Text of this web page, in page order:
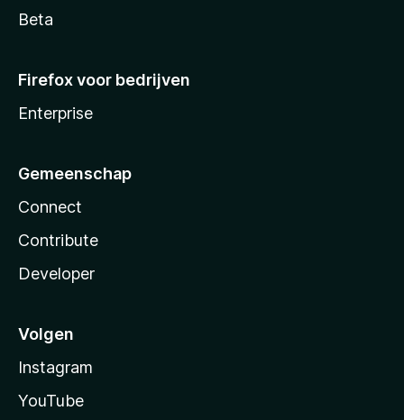
Beta
Firefox voor bedrijven
Enterprise
Gemeenschap
Connect
Contribute
Developer
Volgen
Instagram
YouTube